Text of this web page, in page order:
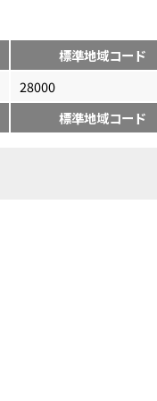
標準地域コード
28000
標準地域コード